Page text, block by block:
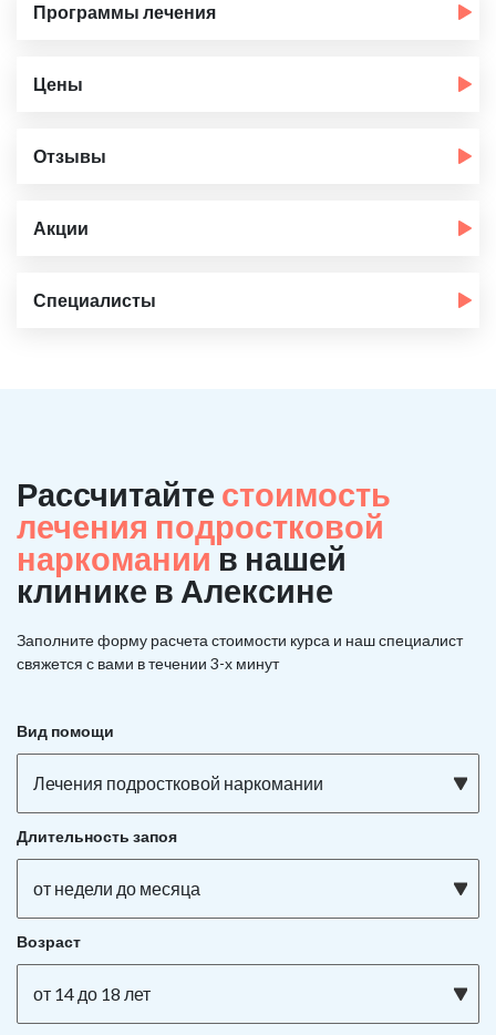
Программы лечения
Цены
Отзывы
Акции
Специалисты
Рассчитайте стоимость
лечения подростковой
наркоманиив нашей
клинике в Алексине
Заполните форму расчета стоимости курса и наш специалист
свяжется с вами в течении 3-х минут
Вид помощи
Лечения подростковой наркомании
Длительность запоя
от недели до месяца
Возраст
от 14 до 18 лет